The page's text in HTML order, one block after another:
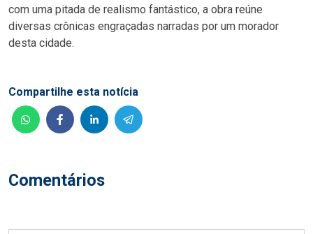
com uma pitada de realismo fantástico, a obra reúne
diversas crônicas engraçadas narradas por um morador
desta cidade.
Comentários
Compartilhe esta notícia